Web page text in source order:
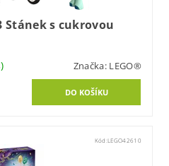
Stánek s cukrovou
Značka: LEGO®
Kód:LEGO42610